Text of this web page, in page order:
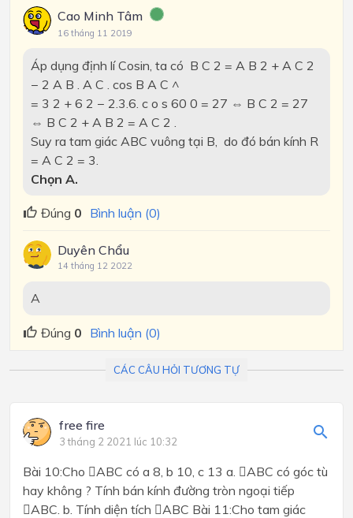
Cao Minh Tâm
16 tháng 11 2019
Áp dụng định lí Cosin, ta có B C 2 = A B 2 + A C 2
− 2 A B . A C . cos B A C ^
= 3 2 + 6 2 − 2.3.6. c o s 60 0 = 27 ⇔ B C 2 = 27
⇔ B C 2 + A B 2 = A C 2 .
Suy ra tam giác ABC vuông tại B, do đó bán kính R
= A C 2 = 3.
Chọn A.
Đúng 0 Bình luận (0)
Duyên Chẩu
14 tháng 12 2022
A
Đúng 0 Bình luận (0)
CÁC CÂU HỎI TƯƠNG TỰ
free fire
3 tháng 2 2021 lúc 10:32
Bài 10:Cho ABC có a 8, b 10, c 13 a. ABC có góc tù
hay không ? Tính bán kính đường tròn ngoại tiếp
ABC. b. Tính diện tích ABC Bài 11:Cho tam giác